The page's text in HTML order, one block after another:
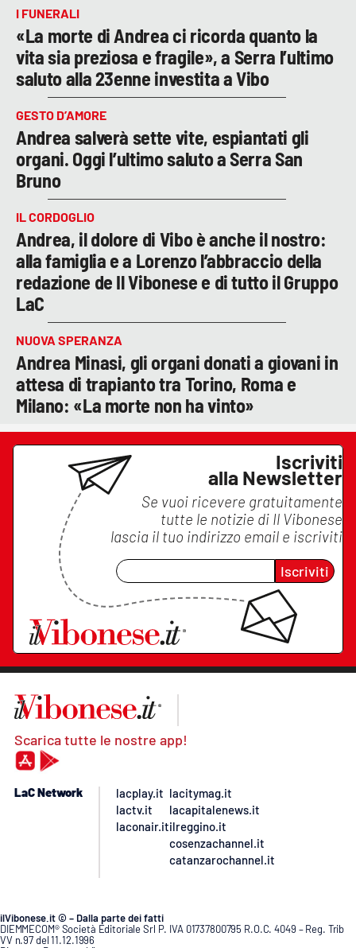
I FUNERALI
«La morte di Andrea ci ricorda quanto la
vita sia preziosa e fragile», a Serra l’ultimo
saluto alla 23enne investita a Vibo
GESTO D’AMORE
Andrea salverà sette vite, espiantati gli
organi. Oggi l’ultimo saluto a Serra San
Bruno
IL CORDOGLIO
Andrea, il dolore di Vibo è anche il nostro:
alla famiglia e a Lorenzo l’abbraccio della
redazione de Il Vibonese e di tutto il Gruppo
LaC
NUOVA SPERANZA
Andrea Minasi, gli organi donati a giovani in
attesa di trapianto tra Torino, Roma e
Milano: «La morte non ha vinto»
Iscriviti
alla Newsletter
Se vuoi ricevere gratuitamente
tutte le notizie di Il Vibonese
lascia il tuo indirizzo email e iscriviti
Iscriviti
Scarica tutte le nostre app!
LaC Network
lacplay.it
lactv.it
laconair.it
lacitymag.it
lacapitalenews.it
ilreggino.it
cosenzachannel.it
catanzarochannel.it
ilVibonese.it © – Dalla parte dei fatti
DIEMMECOM® Società Editoriale Srl P. IVA 01737800795 R.O.C. 4049 – Reg. Trib
VV n.97 del 11.12.1996